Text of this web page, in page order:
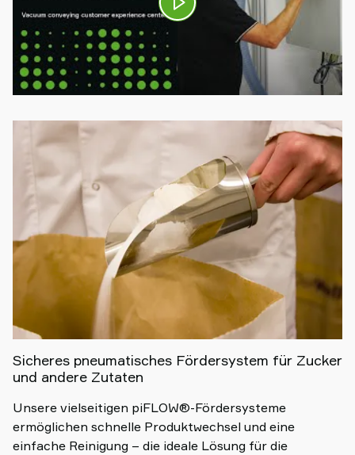
Sicheres pneumatisches Fördersystem für Zucker
und andere Zutaten
Unsere vielseitigen piFLOW®-Fördersysteme
ermöglichen schnelle Produktwechsel und eine
einfache Reinigung – die ideale Lösung für die